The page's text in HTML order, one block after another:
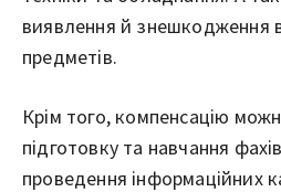
виявлення й знешкодження
предметів.
Крім того, компенсацію
підготовку та навчання
проведення інформаційних